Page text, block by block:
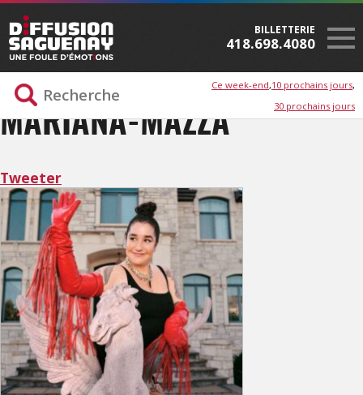
BILLETTERIE
418.698.4080
Ce week-end 10 prochains jours
30 prochains jours
MARIANA-MAZZA
Tweeter